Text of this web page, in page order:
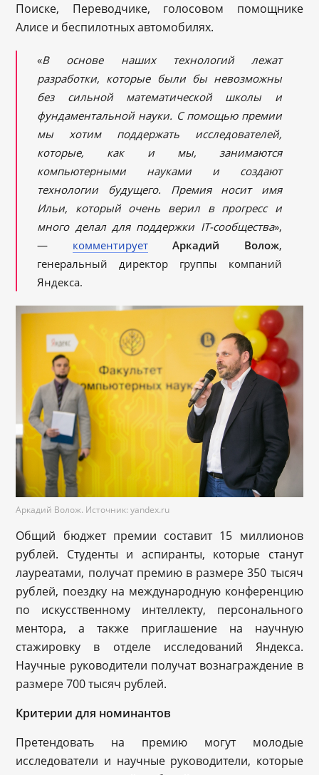
Поиске, Переводчике, голосовом помощнике
Алисе и беспилотных автомобилях.
«В основе наших технологий лежат
разработки, которые были бы невозможны
без сильной математической школы и
фундаментальной науки. С помощью премии
мы хотим поддержать исследователей,
которые, как и мы, занимаются
компьютерными науками и создают
технологии будущего. Премия носит имя
Ильи, который очень верил в прогресс и
много делал для поддержки IT-сообщества»,
— комментирует Аркадий Волож,
генеральный директор группы компаний
Яндекса.
Аркадий Волож. Источник: yandex.ru
Общий бюджет премии составит 15 миллионов
рублей. Студенты и аспиранты, которые станут
лауреатами, получат премию в размере 350 тысяч
рублей, поездку на международную конференцию
по искусственному интеллекту, персонального
ментора, а также приглашение на научную
стажировку в отделе исследований Яндекса.
Научные руководители получат вознаграждение в
размере 700 тысяч рублей.
Критерии для номинантов
Претендовать на премию могут молодые
исследователи и научные руководители, которые